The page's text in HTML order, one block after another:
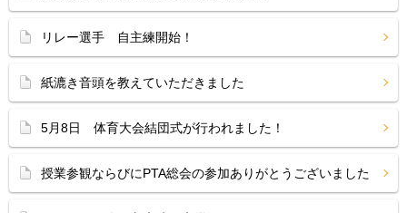
リレー選手 自主練開始！
紙漉き音頭を教えていただきました
5月8日 体育大会結団式が行われました！
授業参観ならびにPTA総会の参加ありがとうございました